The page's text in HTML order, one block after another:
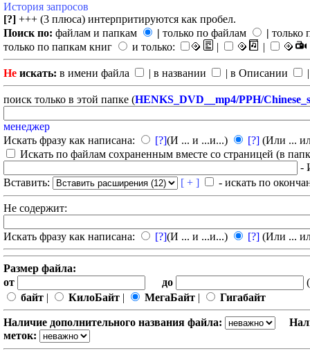
История запросов
[?] +++ (3 плюса) интерпритируются как пробел.
Поиск по: файлам и папкам | только по файлам | только
только по папкам книг
и только: | |
Не искать: в имени файла | в названии | в Описании
поиск только в этой папке (HENKS_DVD__mp4/PPH/
менеджер
Искать фразу как написана:
[?](И ... и ...и...) [?] (Или ...
Искать по файлам сохраненным вместе со страницей (в
-
Вставить:
[ + ] - искать по
Не содержит:
Искать фразу как написана: [?](И ... и ...и...) [?] (Или ...
Размер файла:
от
до
байт | КилоБайт | МегаБайт | Гигабайт
Наличие дополнительного названия файла:
меток: